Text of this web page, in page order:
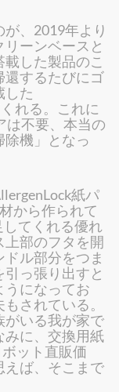
、2019年より
ーンベースと
した製品のこ
還するたびにゴ
した
れる。これに
は不要、本当の
機」となっ
紙パ
から作られて
てくれる優れ
上部のフタを開
ル部分をつま
っ張り出すと
うになってお
されている。
がいる我が家で
みに、交換用紙
ット直販価
えば、そこまで